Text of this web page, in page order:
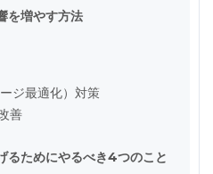
を増やす方法
ジ最適化）対策
善
るためにやるべき4つのこと